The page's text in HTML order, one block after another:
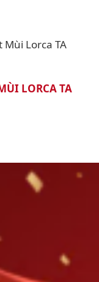
Lorca TA
LORCA TA